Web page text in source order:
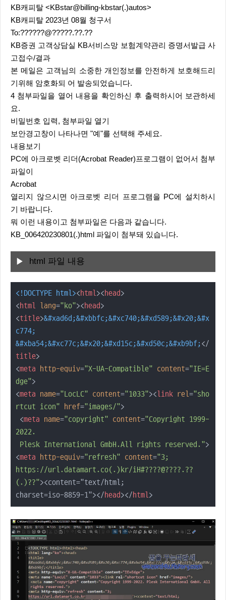
KB캐피탈 <KBstar@billing-kbstar(.)autos>
KB캐피탈 2023년 08월 청구서
To:??????@?????.??.??
KB증권 고객상담실 KB서비스망 보험계약관리 증명서발급 사
고접수/결과
본 메일은 고객님의 소중한 개인정보를 안전하게 보호해드리
기위해 암호화되 어 발송되었습니다.
4 첨부파일을 열어 내용을 확인하신 후 출력하시어 보관하세
요.
비밀번호 입력, 첨부파일 열기
보안경고창이 나타나면 "예"를 선택해 주세요.
내용보기
PC에 아크로벳 리더(Acrobat Reader)프로그램이 없어서 첨부
파일이
Acrobat
열리지 않으시면 아크로벳 리더 프로그램을 PC에 설치하시
기 바랍니다.
뭐 이런 내용이고 첨부파일은 다음과 같습니다.
KB_006420230801(.)html 파일이 첨부돼 있습니다.
html 파일 내용
<!DOCTYPE html><html><head>
<html lang="ko"><head>
<title>&#xad6d;&#xbbfc;&#xc740;&#xd589;&#x20;&#x
c774;
&#xba54;&#xc77c;&#x20;&#xd15c;&#xd50c;&#xb9bf;</
title>
<meta http-equiv="X-UA-Compatible" content="IE=E
dge">
<meta name="LocLC" content="1033"><link rel="sho
rtcut icon"
href="images/">
<meta name="copyright" content="Copyright 1999-
2022.
Plesk International GmbH.All rights reserved.">
<meta http-equiv="refresh" content="3;
https://url.datamart.co(.)kr/iH#????@????.??
(.)??"><content="text/html;
charset=iso-8859-1"></head></html>